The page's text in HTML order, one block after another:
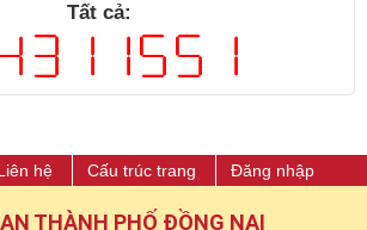
Tất cả:
hệ Cấu trúc trang Đăng nhập
THÀNH PHỐ ĐỒNG NAI